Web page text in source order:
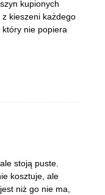
kupionych
z kieszeni każdego
nie popiera
stoją puste.
kosztuje, ale
niż go nie ma,